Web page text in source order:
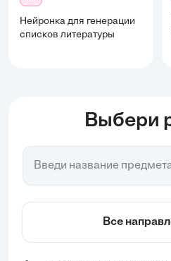
Нейронка для генерации
списков литературы
Выбери
Все